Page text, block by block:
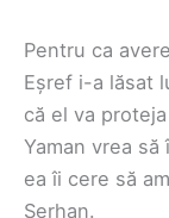
Pentru ca
Eșref i-a lăsat
că el va
Yaman vrea
ea îi cere să
Serhan.